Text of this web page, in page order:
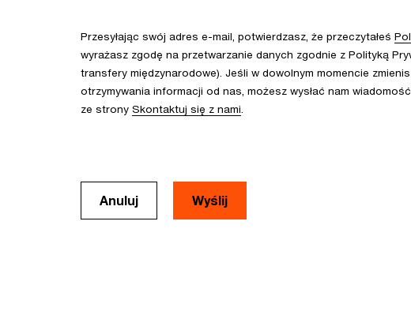
Przesyłając swój adres e-mail, potwierdzasz, że przeczytałeś
wyrażasz zgodę na przetwarzanie danych zgodnie z Polityką
transfery międzynarodowe). Jeśli w dowolnym momencie
otrzymywania informacji od nas, możesz wysłać nam
ze strony Skontaktuj się z nami
Anuluj